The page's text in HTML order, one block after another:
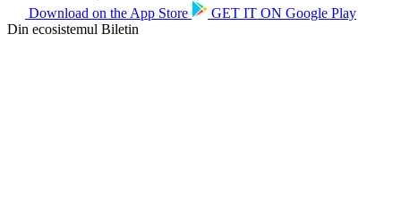
Download on the App Store GET IT ON Google Play
Din ecosistemul Biletin